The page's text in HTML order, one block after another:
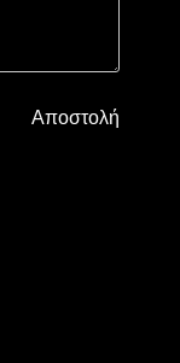
Αποστολή